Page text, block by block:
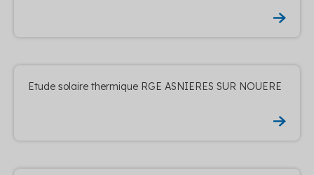
Etude solaire thermique RGE ASNIERES SUR NOUERE